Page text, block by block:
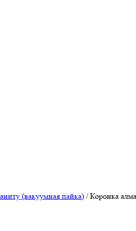
(вакуумная пайка) /Коронка